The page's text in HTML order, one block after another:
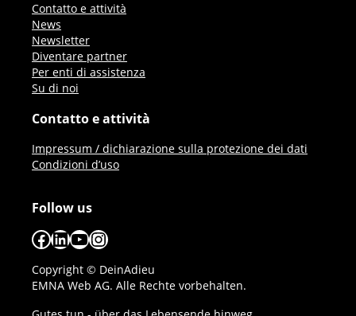
Contatto e attività
News
Newsletter
Diventare partner
Per enti di assistenza
Su di noi
Contatto e attività
Impressum / dichiarazione sulla protezione dei dati
Condizioni d’uso
Follow us
Facebook
LinkedIn
YouTube
Instagram
Copyright © DeinAdieu
EMNA Web AG. Alle Rechte vorbehalten.